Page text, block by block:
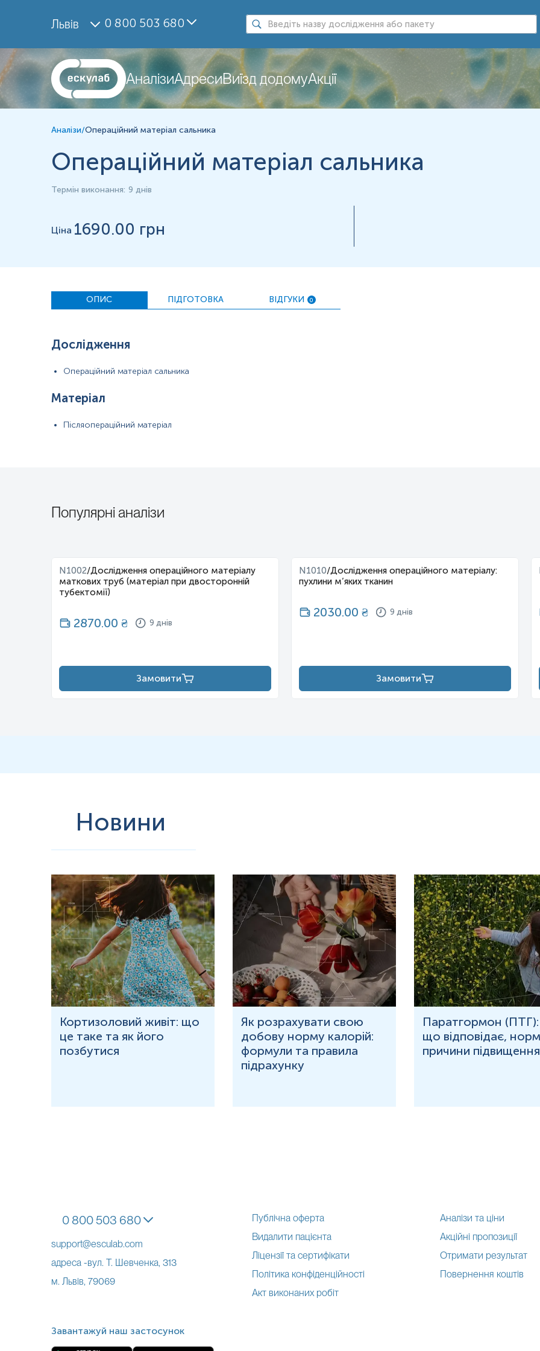
Львів 0 800 503 680
АналізиАдресиВиїзд додомуАкції
Операційний матеріал сальника
Матеріал
Післяопераційний матеріал
*Одиниці вимірювання, референтні значення та діапазон вимірювань можуть змінюватися у відповідності до зміни тест-систем.
Застереження!
Аналізи/Операційний матеріал сальника
Операційний матеріал сальника
Термін виконання: 9 днів
Ціна 1690.00 грн
ОПИС ПІДГОТОВКА ВІДГУКИ 0
Дослідження
Операційний матеріал сальника
Матеріал
Післяопераційний матеріал
Популярні аналізи
N1002/Дослідження операційного матеріалу
маткових труб (матеріал при двосторонній
тубектомії)
2870.00 ₴ 9 днів
Замовити
N1010/Дослідження операційного матеріалу:
пухлини м’яких тканин
2030.00 ₴ 9 днів
Замовити
Новини
Кортизоловий живіт: що
це таке та як його
позбутися
Як розрахувати свою
добову норму калорій:
формули та правила
підрахунку
Паратгормон (ПТГ):
що відповідає,
причини підвищення
0 800 503 680
support@esculab.com
адреса -вул. Т. Шевченка, 313
м. Львів, 79069
Публічна оферта
Видалити пацієнта
Ліцензії та сертифікати
Політика конфіденційності
Акт виконаних робіт
Аналізи та ціни
Акційні пропозиції
Отримати результат
Повернення коштів
Завантажуй наш застосунок